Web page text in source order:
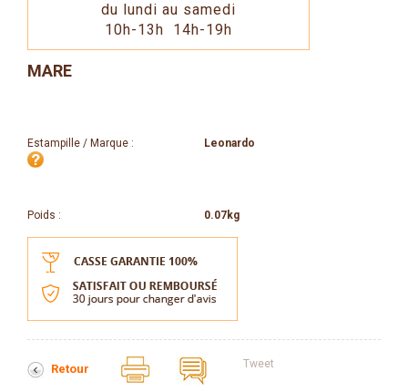
du lundi au samedi
10h-13h 14h-19h
MARE
Estampille / Marque : Leonardo
Poids : 0.07kg
Retour Tweet